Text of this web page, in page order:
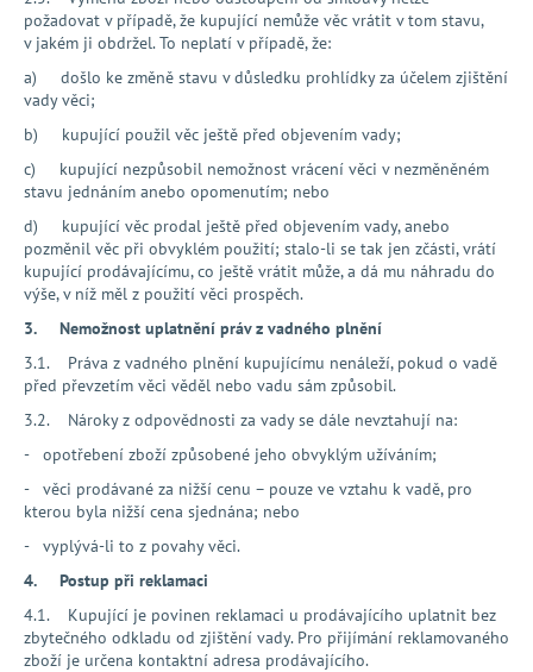
požadovat v případě, že kupující nemůže věc vrátit v tom stavu,
v jakém ji obdržel. To neplatí v případě, že:
a) došlo ke změně stavu v důsledku prohlídky za účelem zjištění
vady věci;
b) kupující použil věc ještě před objevením vady;
c) kupující nezpůsobil nemožnost vrácení věci v nezměněném
stavu jednáním anebo opomenutím; nebo
d) kupující věc prodal ještě před objevením vady, anebo
pozměnil věc při obvyklém použití; stalo‑li se tak jen zčásti, vrátí
kupující prodávajícímu, co ještě vrátit může, a dá mu náhradu do
výše, v níž měl z použití věci prospěch.
3. Nemožnost uplatnění práv z vadného plnění
3.1. Práva z vadného plnění kupujícímu nenáleží, pokud o vadě
před převzetím věci věděl nebo vadu sám způsobil.
3.2. Nároky z odpovědnosti za vady se dále nevztahují na:
- opotřebení zboží způsobené jeho obvyklým užíváním;
- věci prodávané za nižší cenu – pouze ve vztahu k vadě, pro
kterou byla nižší cena sjednána; nebo
- vyplývá-li to z povahy věci.
4. Postup při reklamaci
4.1. Kupující je povinen reklamaci u prodávajícího uplatnit bez
zbytečného odkladu od zjištění vady. Pro přijímání reklamovaného
zboží je určena kontaktní adresa prodávajícího.